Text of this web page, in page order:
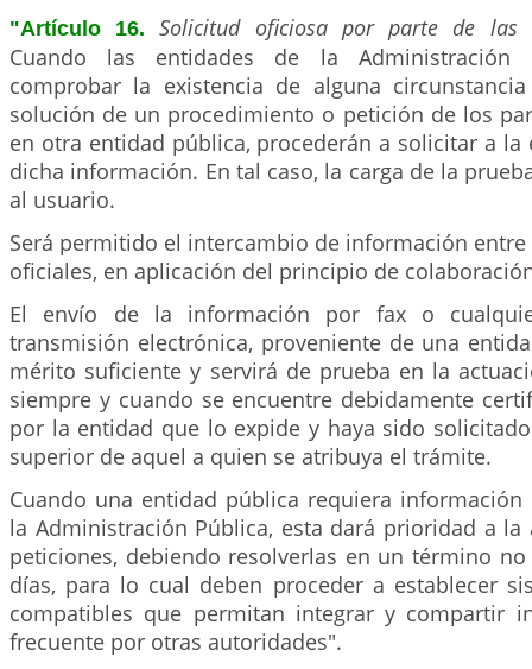
"Artículo 16.Solicitud oficiosa por parte de las
Cuando las entidades de la Administración
comprobar la existencia de alguna
solución de un procedimiento o petición de los
en otra entidad pública, procederán a solicitar a la
dicha información. En tal caso, la carga de la
al usuario.
Será permitido el intercambio de información
oficiales, en aplicación del principio de
El envío de la información por fax o
transmisión electrónica, proveniente de una
mérito suficiente y servirá de prueba en la
siempre y cuando se encuentre debidamente
por la entidad que lo expide y haya sido
superior de aquel a quien se atribuya el trámite.
Cuando una entidad pública requiera
la Administración Pública, esta dará prioridad a la
peticiones, debiendo resolverlas en un término no
días, para lo cual deben proceder a establecer
compatibles que permitan integrar y compartir
frecuente por otras autoridades".